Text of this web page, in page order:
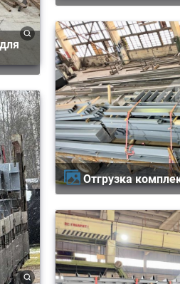
Отгрузка